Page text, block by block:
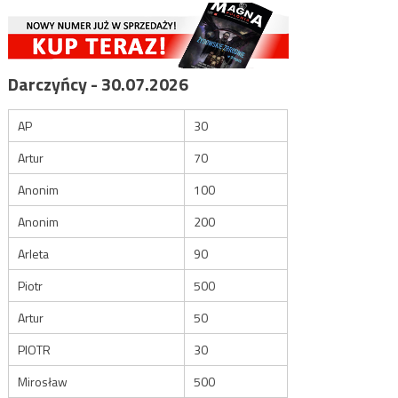
Darczyńcy - 30.07.2026
AP
30
Artur
70
Anonim
100
Anonim
200
Arleta
90
Piotr
500
Artur
50
PIOTR
30
Mirosław
500